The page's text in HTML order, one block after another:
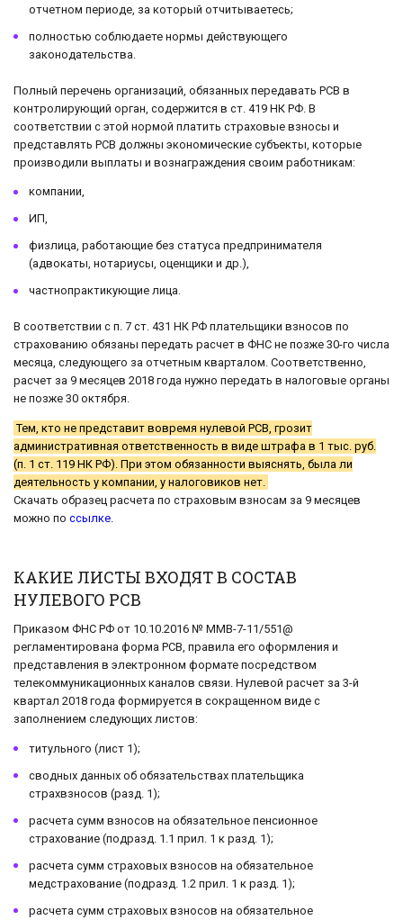
отчетном периоде, за который отчитываетесь;
полностью соблюдаете нормы действующего
законодательства.
Полный перечень организаций, обязанных передавать РСВ в
контролирующий орган, содержится в ст. 419 НК РФ. В
соответствии с этой нормой платить страховые взносы и
представлять РСВ должны экономические субъекты, которые
производили выплаты и вознаграждения своим работникам:
компании,
ИП,
физлица, работающие без статуса предпринимателя
(адвокаты, нотариусы, оценщики и др.),
частнопрактикующие лица.
В соответствии с п. 7 ст. 431 НК РФ плательщики взносов по
страхованию обязаны передать расчет в ФНС не позже 30-го числа
месяца, следующего за отчетным кварталом. Соответственно,
расчет за 9 месяцев 2018 года нужно передать в налоговые органы
не позже 30 октября.
Тем, кто не представит вовремя нулевой РСВ, грозит
административная ответственность в виде штрафа в 1 тыс. руб.
(п. 1 ст. 119 НК РФ). При этом обязанности выяснять, была ли
деятельность у компании, у налоговиков нет.
Скачать образец расчета по страховым взносам за 9 месяцев
можно по ссылке.
КАКИЕ ЛИСТЫ ВХОДЯТ В СОСТАВ
НУЛЕВОГО РСВ
Приказом ФНС РФ от 10.10.2016 № ММВ-7-11/551@
регламентирована форма РСВ, правила его оформления и
представления в электронном формате посредством
телекоммуникационных каналов связи. Нулевой расчет за 3-й
квартал 2018 года формируется в сокращенном виде с
заполнением следующих листов:
титульного (лист 1);
сводных данных об обязательствах плательщика
страхвзносов (разд. 1);
расчета сумм взносов на обязательное пенсионное
страхование (подразд. 1.1 прил. 1 к разд. 1);
расчета сумм страховых взносов на обязательное
медстрахование (подразд. 1.2 прил. 1 к разд. 1);
расчета сумм страховых взносов на обязательное